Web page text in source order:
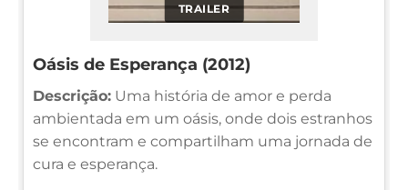
TRAILER
Oásis de Esperança (2012)
Descrição: Uma história de amor e perda
ambientada em um oásis, onde dois estranhos
se encontram e compartilham uma jornada de
cura e esperança.